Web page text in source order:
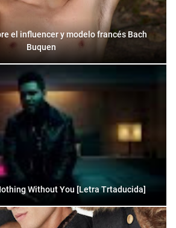
el influencer y modelo francés Bach
Buquen
Without You [Letra Trtaducida]